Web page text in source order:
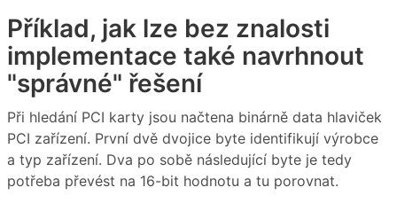
Příklad, jak lze bez znalosti
implementace také navrhnout
"správné" řešení
Při hledání PCI karty jsou načtena binárně data hlaviček
PCI zařízení. První dvě dvojice byte identifikují výrobce
a typ zařízení. Dva po sobě následující byte je tedy
potřeba převést na 16-bit hodnotu a tu porovnat.